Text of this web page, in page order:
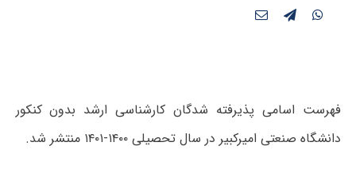
فهرست اسامی پذیرفته شدگان کارشناسی ارشد بدون کنکور
دانشگاه صنعتی امیرکبیر در سال تحصیلی ۱۴۰۰-۱۴۰۱ منتشر شد.